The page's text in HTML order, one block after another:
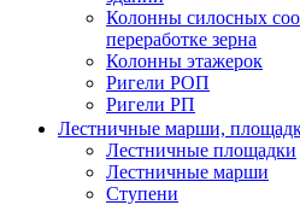
Колонны силосных
переработке зерна
Колонны этажерок
Ригели РОП
Ригели РП
Лестничные марши,
Лестничные площадки
Лестничные марши
Ступени